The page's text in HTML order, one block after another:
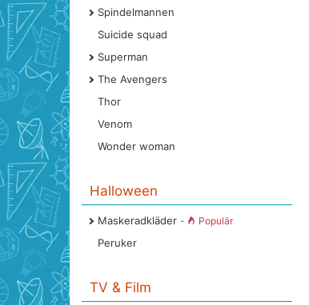
Spindelmannen
Suicide squad
Superman
The Avengers
Thor
Venom
Wonder woman
Halloween
Maskeradkläder - Populär
Peruker
TV & Film